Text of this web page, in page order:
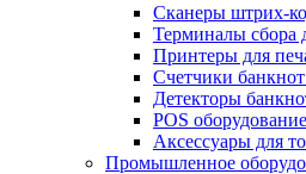
Сканеры штрих-
Терминалы сбора
Принтеры для
Cчетчики
Детекторы
POS оборудование
Аксессуары для
Промышленное